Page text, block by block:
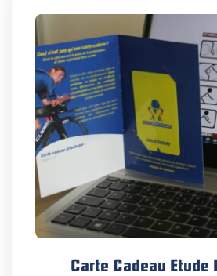
Carte Cadeau Etude